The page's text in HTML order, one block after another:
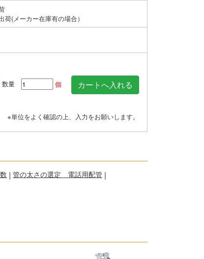
(メーカー在庫有の場合）
数量 個
※単位をよく確認の上、入力をお願いします。
| 管の太さの選定 電話用配管 |